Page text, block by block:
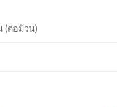
(ต่อม้วน)